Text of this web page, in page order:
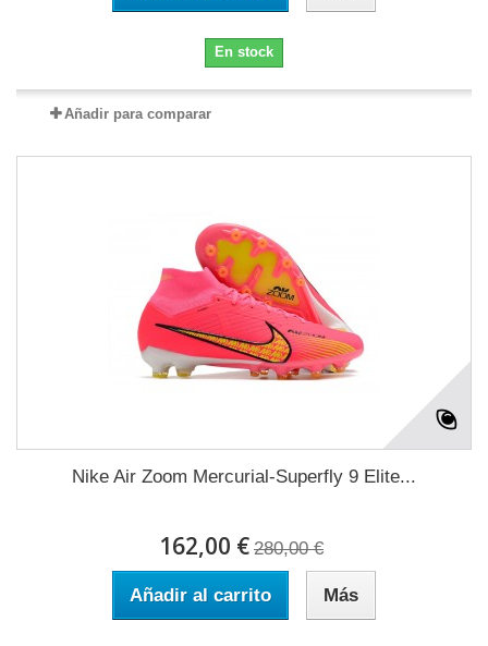
En stock
Añadir para comparar
Nike Air Zoom Mercurial-Superfly 9 Elite...
162,00 € 280,00 €
Añadir al carrito Más